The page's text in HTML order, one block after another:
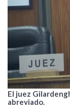
El juez
abreviado.